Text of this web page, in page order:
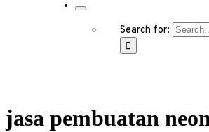
Search for:
jasa pembuatan